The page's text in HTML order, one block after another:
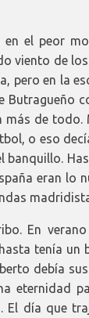
el peor
viento de
pero en la
Butragueño
más de
o eso
banquillo.
eran
En
tenía
debía
eternidad
El día que